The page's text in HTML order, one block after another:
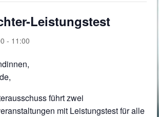
Leistungstest
- 11:00
führt zwei
mit Leistungstest für alle